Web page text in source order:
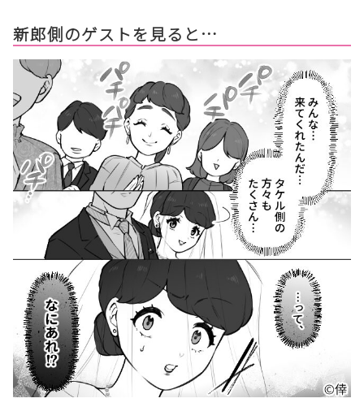
新郎側のゲストを見ると…